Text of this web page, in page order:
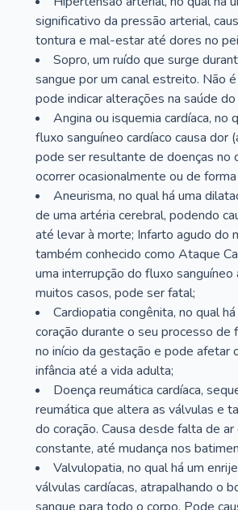
significativo da pressão arterial,
tontura e mal-estar até dores no
Sopro, um ruído que surge
sangue por um canal estreito. Não
pode indicar alterações na saúde
Angina ou isquemia cardíaca, no
fluxo sanguíneo cardíaco causa dor
pode ser resultante de doenças no
ocorrer ocasionalmente ou de
Aneurisma, no qual há uma
de uma artéria cerebral, podendo
até levar à morte; Infarto agudo do
também conhecido como Ataque
uma interrupção do fluxo sanguíneo
muitos casos, pode ser fatal;
Cardiopatia congênita, no qual
coração durante o seu processo de
no início da gestação e pode afetar
infância até a vida adulta;
Doença reumática cardíaca,
reumática que altera as válvulas e
do coração. Causa desde falta de ar
constante, até mudança nos
Valvulopatia, no qual há um
válvulas cardíacas, atrapalhando o